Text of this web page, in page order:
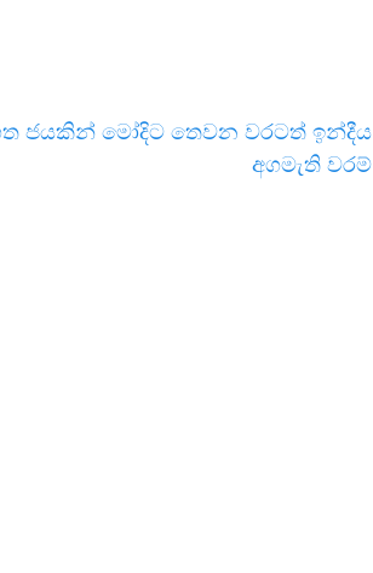
ජයකින් මෝදිට තෙවන වරටත් ඉන්දීය
අගමැති වරම්